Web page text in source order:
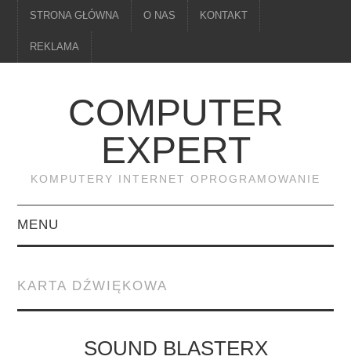
STRONA GŁÓWNA O NAS KONTAKT
REKLAMA
COMPUTER
EXPERT
KOMPUTERY INTERNET OPROGRAMOWANIE
MENU
MONITORY
KARTA DŹWIĘKOWA
SOUND BLASTERX